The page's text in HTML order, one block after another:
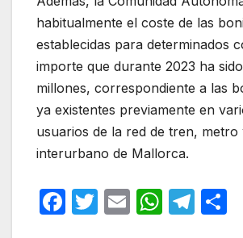
habitualmente el coste de las
establecidas para determinados
importe que durante 2023 ha
millones, correspondiente a las
ya existentes previamente en
usuarios de la red de tren, metro
interurbano de Mallorca.
F
T
E
W T